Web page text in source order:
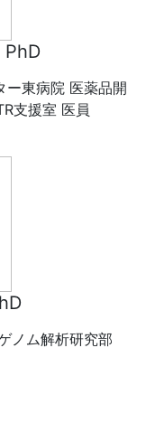
PhD
ー東病院 医薬品開
支援室 医員
ノム解析研究部